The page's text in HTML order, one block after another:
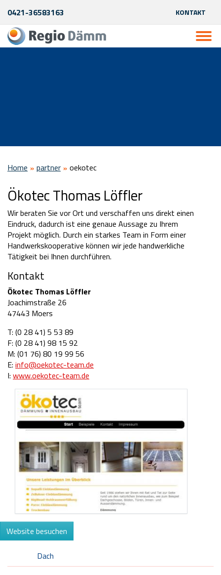
0421-36583163 KONTAKT
Home partner oekotec
Ökotec Thomas Löffler
Wir beraten Sie vor Ort und verschaffen uns direkt einen
Eindruck, dadurch ist eine genaue Aussage zu Ihrem
Projekt möglich. Durch ein starkes Team in Form einer
Handwerkskooperative können wir jede handwerkliche
Tätigkeit bei Ihnen durchführen.
Kontakt
Ökotec Thomas Löffler
Joachimstraße 26
47443 Moers
T: (0 28 41) 5 53 89
F: (0 28 41) 98 15 92
M: (01 76) 80 19 99 56
E: info@oekotec-team.de
I: www.oekotec-team.de
Website besuchen
Dach